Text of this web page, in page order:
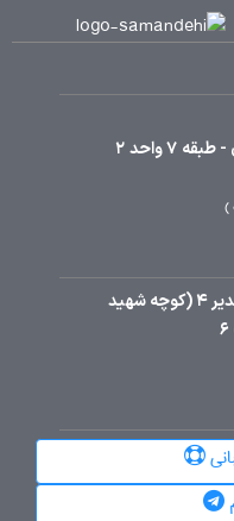
واحد 2
البرز، نظرآباد، الغدیر جنوبی، کوچه غدیر 4 (کوچه شهید